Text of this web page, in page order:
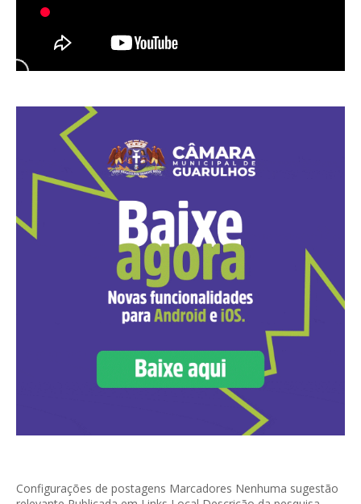
Configurações de postagens Marcadores Nenhuma sugestão